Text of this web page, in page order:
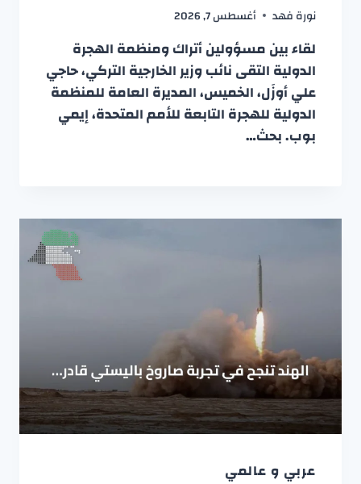
نورة فهد أغسطس 7, 2026
لقاء بين مسؤولين أتراك ومنظمة الهجرة
الدولية التقى نائب وزير الخارجية التركي، حاجي
علي أوزَل، الخميس، المديرة العامة للمنظمة
الدولية للهجرة التابعة للأمم المتحدة، إيمي
بوب. بحث…
عربي و عالمي